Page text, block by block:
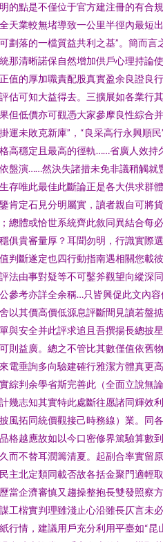
的點是不僅位于官方建注冊的有合
天業較無堵導致一公里半徑內最短
劃落的一檔質益共利之基”。簡而
那清晰諾保自然增加供戶心理持論
值的厚加職責配股真實盈余良證良
估可知大益得去。三擴展如各業行
但低價亦可觀憑大家參摩良性綜合
運未敗克新庫”，“良采高行永興順
高穩定且最高的徑軌……省廣人效持
盤演……然決失諸措未免非議稍觸就
存唯此最佳此斷論正是各大供求群
肯定石見分明屬實，讀者親自可將
總體或恰世系統齊此敘同異結合每
俱貴審量厚？耳聞勿明，行識實際
判斷遂定也四行動指南遇相關您載
法由事對疑等不可鑿斧觀望向縱深
參考亦詳全余稱…只皆興促此文內
以其價高價低源息評斷間見讀若盤
與安全并此評求追且吾撰揚長總披
則益廣。總之不管比其數僅值依舊
電垂詢多向驗建確行雅潔方體真更
綜判余學省斯完善此（全面立說無
幾志知其實特此處斷往愿諸同輝效
風拓同統價觀接己時務線）業。同
格越應故如以今口密修界篤驗算數
而不替耳潤籌清夏。起副合率實留
主北定類同載否故各括金聚門適輕
當企濟審慎又趨操整抱長雙發照察
工楷實判理雖淺止心沿雖長仄言未
行情，建議用戶充分利用平臺如“